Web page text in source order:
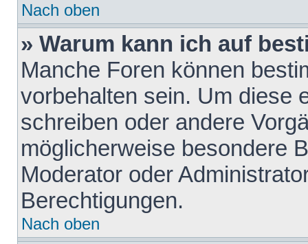
Nach oben
» Warum kann ich auf
Manche Foren können
vorbehalten sein. Um diese
schreiben oder andere
möglicherweise besondere
Moderator oder
Berechtigungen.
Nach oben